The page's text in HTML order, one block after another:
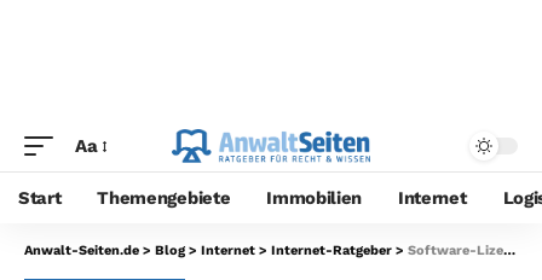
Aa
Start Themengebiete Immobilien Internet
Anwalt-Seiten.de > Blog > Internet > Internet-Ratgeber > Software-Lizenzrecht: Was Unternehmen über IBM, HCL Software und Microsoft wissen müssen